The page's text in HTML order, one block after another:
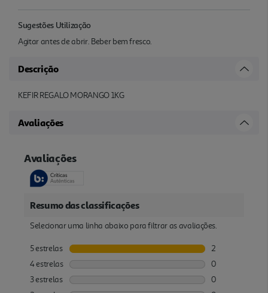
Sugestões Utilização
Agitar antes de abrir. Beber bem fresco.
Descrição
KEFIR REGALO MORANGO 1KG
Avaliações